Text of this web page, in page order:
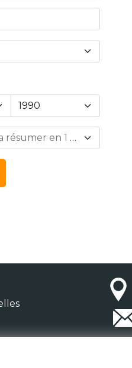
Ta situation actuelle, si tu devais la résumer en 1 mot… *